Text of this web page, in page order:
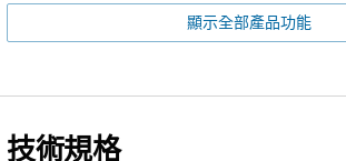
顯示全部產品功能
技術規格